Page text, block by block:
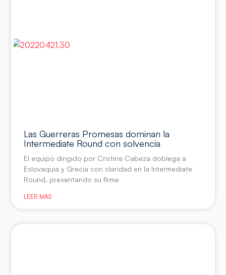
Las Guerreras Promesas dominan la
Intermediate Round con solvencia
El equipo dirigido por Cristina Cabeza doblega a
Eslovaquia y Grecia con claridad en la Intermediate
Round, presentando su firme
LEER MÁS